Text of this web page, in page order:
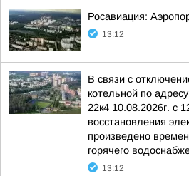
Росавиация:
13:12
В связи с
котельной по
22к4 10.08.2026г. с
восстановления
произведено
горячего
13:12